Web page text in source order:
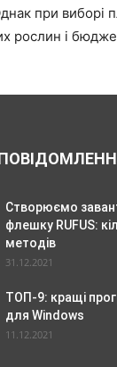
при виборі
рослин і
Створюємо
флешку RUFUS:
методів
31.12.2021
ТОП-9: кращі
для Windows
11.12.2021